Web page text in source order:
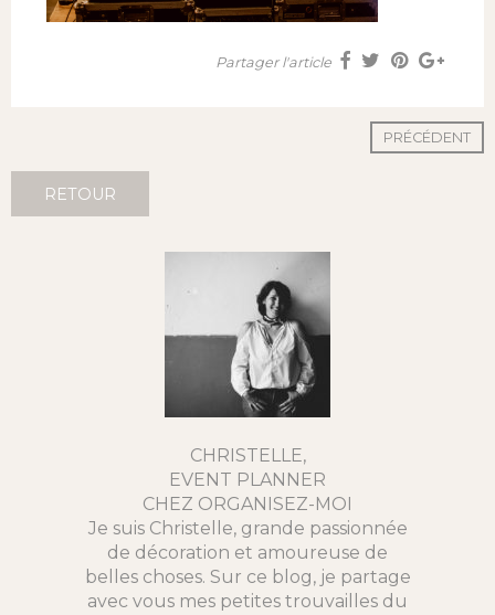
Partager l'article
PRÉCÉDENT
RETOUR
CHRISTELLE,
EVENT PLANNER
CHEZ ORGANISEZ-MOI
Je suis Christelle, grande passionnée
de décoration et amoureuse de
belles choses. Sur ce blog, je partage
avec vous mes petites trouvailles du